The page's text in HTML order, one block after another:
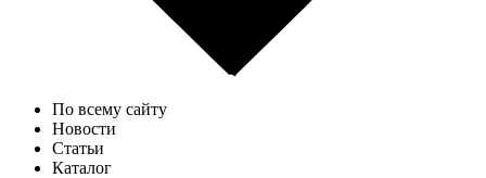
По всему сайту
Новости
Статьи
Каталог